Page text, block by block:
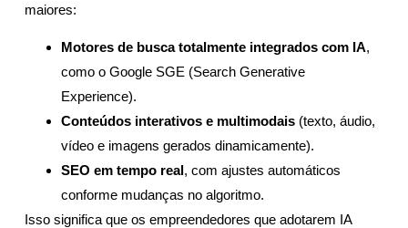
maiores:
Motores de busca totalmente integrados com IA,
como o Google SGE (Search Generative
Experience).
Conteúdos interativos e multimodais (texto, áudio,
vídeo e imagens gerados dinamicamente).
SEO em tempo real, com ajustes automáticos
conforme mudanças no algoritmo.
Isso significa que os empreendedores que adotarem IA